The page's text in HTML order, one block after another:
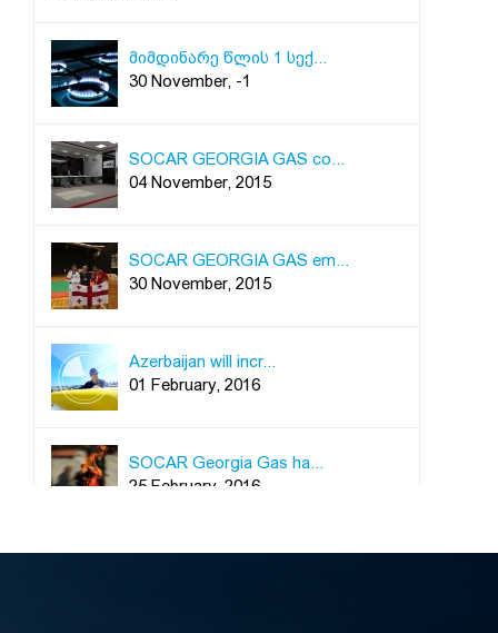
მიმდინარე წლის 1 სექ...
30 November, -1
SOCAR GEORGIA GAS co...
04 November, 2015
SOCAR GEORGIA GAS em...
30 November, 2015
Azerbaijan will incr...
01 February, 2016
SOCAR Georgia Gas ha...
25 February, 2016